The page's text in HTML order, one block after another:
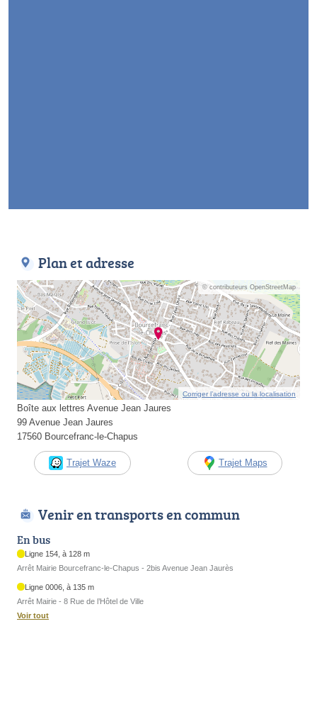
Plan et adresse
© contributeurs OpenStreetMap
Corriger l’adresse ou la localisation
Boîte aux lettres Avenue Jean Jaures
99 Avenue Jean Jaures
17560 Bourcefranc-le-Chapus
Trajet Waze Trajet Maps
Venir en transports en commun
En bus
Ligne 154, à 128 m
Arrêt Mairie Bourcefranc-le-Chapus - 2bis Avenue Jean Jaurès
Ligne 0006, à 135 m
Arrêt Mairie - 8 Rue de l’Hôtel de Ville
Voir tout